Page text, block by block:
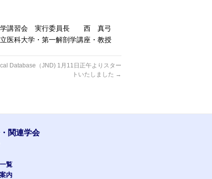
学講習会 実行委員長 西 真弓
医科大学・第一解剖学講座・教授
Database（JND) 1月11日正午よりスター
トいたしました →
関連学会
覧
内